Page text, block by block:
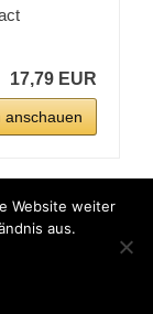
17,79 EUR
anschauen
Website weiter
aus.